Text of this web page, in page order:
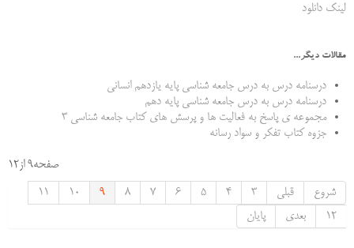
لینک دانلود
مقالات دیگر...
درسنامه درس به درس جامعه شناسی پایه یازدهم انسانی
درسنامه درس به درس جامعه شناسی پایه دهم
مجموعه ی پاسخ به فعالیت ها و پرسش های کتاب جامعه شناسی 3
جزوه کتاب تفکر و سواد رسانه
صفحه9 از12
شروع
قبلی 3
4
5
6
7
8
9
10
11
12
بعدی پایان